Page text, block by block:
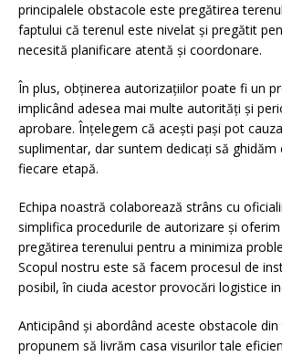
principalele obstacole este pregătirea
faptului că terenul este nivelat și pregătit
necesită planificare atentă și coordonare.
În plus, obținerea autorizațiilor poate fi un
implicând adesea mai multe autorități și
aprobare. Înțelegem că acești pași pot
suplimentar, dar suntem dedicați să ghidăm
fiecare etapă.
Echipa noastră colaborează strâns cu
simplifica procedurile de autorizare și
pregătirea terenului pentru a minimiza
Scopul nostru este să facem procesul de
posibil, în ciuda acestor provocări logistice
Anticipând și abordând aceste obstacole
propunem să livrăm casa visurilor tale